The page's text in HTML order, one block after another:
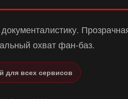
охват фан-баз.
для всех сервисов